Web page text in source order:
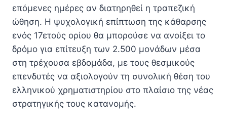
επόμενες ημέρες αν διατηρηθεί η τραπεζική
ώθηση. Η ψυχολογική επίπτωση της κάθαρσης
ενός 17ετούς ορίου θα μπορούσε να ανοίξει το
δρόμο για επίτευξη των 2.500 μονάδων μέσα
στη τρέχουσα εβδομάδα, με τους θεσμικούς
επενδυτές να αξιολογούν τη συνολική θέση του
ελληνικού χρηματιστηρίου στο πλαίσιο της νέας
στρατηγικής τους κατανομής.